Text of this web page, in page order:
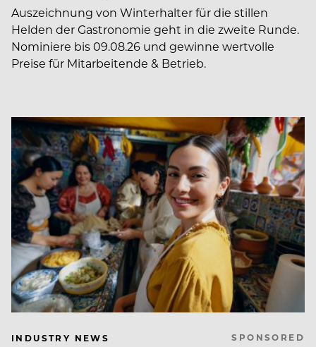
Auszeichnung von Winterhalter für die stillen
Helden der Gastronomie geht in die zweite Runde.
Nominiere bis 09.08.26 und gewinne wertvolle
Preise für Mitarbeitende & Betrieb.
INDUSTRY NEWS SPONSORED